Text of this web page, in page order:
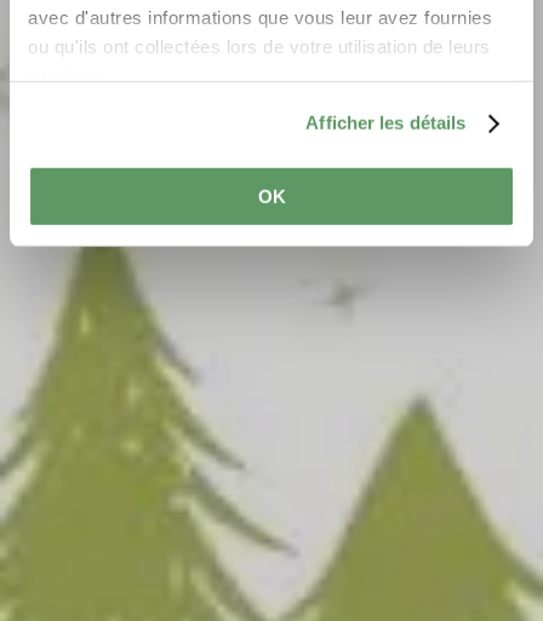
avec d'autres informations que vous leur avez fournies
ou qu'ils ont collectées lors de votre utilisation de leurs
Afficher les détails
OK